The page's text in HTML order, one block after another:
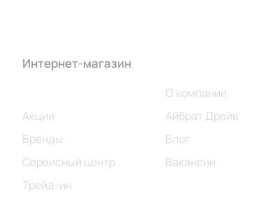
Интернет-магазин
Акции
Бренды
Сервисный центр
Трейд-ин
О компании
Айбрат Драйв
Блог
Вакансии